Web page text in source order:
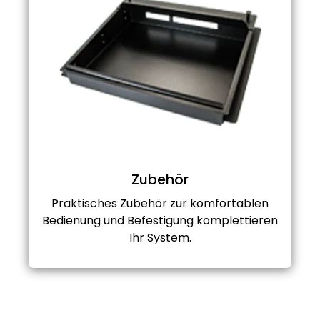
Zubehör
Praktisches Zubehör zur komfortablen
Bedienung und Befestigung komplettieren
Ihr System.